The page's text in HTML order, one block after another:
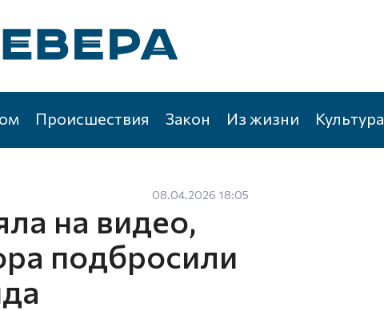
Происшествия Закон Из жизни Культура
08.04.2026 18:05
на видео,
подбросили